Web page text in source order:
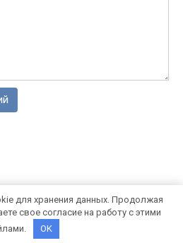
для хранения данных. Продолжая
свое согласие на работу с этими
OK